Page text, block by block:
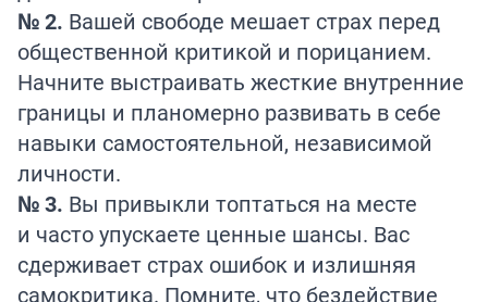
№ 2. Вашей свободе мешает страх перед
общественной критикой и порицанием.
Начните выстраивать жесткие внутренние
границы и планомерно развивать в себе
навыки самостоятельной, независимой
личности.
№ 3. Вы привыкли топтаться на месте
и часто упускаете ценные шансы. Вас
сдерживает страх ошибок и излишняя
самокритика. Помните, что бездействие